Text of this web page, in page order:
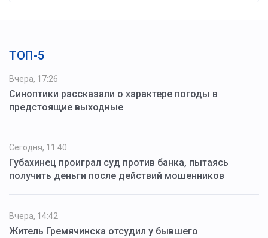
ТОП-5
Вчера, 17:26
Синоптики рассказали о характере погоды в
предстоящие выходные
Сегодня, 11:40
Губахинец проиграл суд против банка, пытаясь
получить деньги после действий мошенников
Вчера, 14:42
Житель Гремячинска отсудил у бывшего